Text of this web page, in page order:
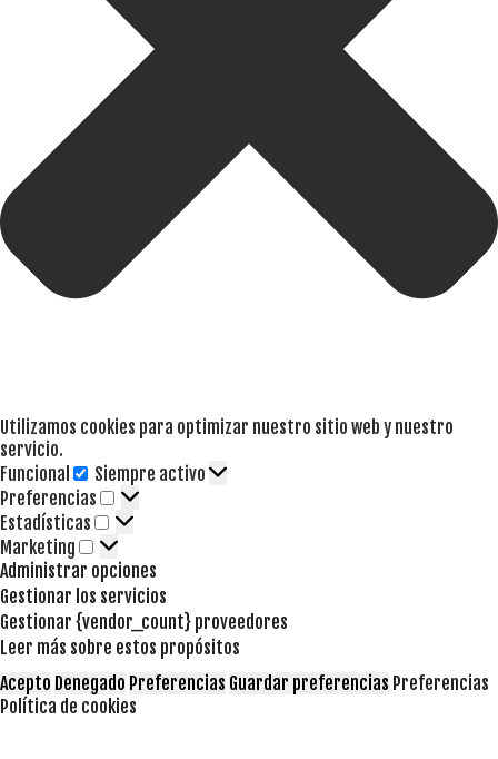
Utilizamos cookies para optimizar nuestro sitio web y nuestro
servicio.
Funcional
Funcional
Siempre activo
Preferencias
Preferencias
Estadísticas Estadísticas
Marketing Marketing
Administrar opciones
Gestionar los servicios
Gestionar {vendor_count} proveedores
Leer más sobre estos propósitos
Acepto Denegado Preferencias Guardar preferencias Preferencias
Política de cookies